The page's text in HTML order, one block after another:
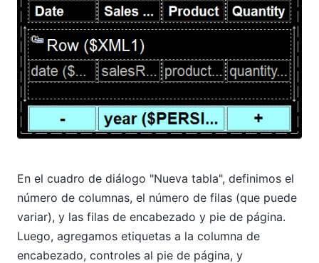
En el cuadro de diálogo "Nueva tabla", definimos el
número de columnas, el número de filas (que puede
variar), y las filas de encabezado y pie de página.
Luego, agregamos etiquetas a la columna de
encabezado, controles al pie de página, y